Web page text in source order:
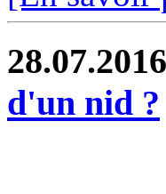
28.07.2016
d'un nid ?